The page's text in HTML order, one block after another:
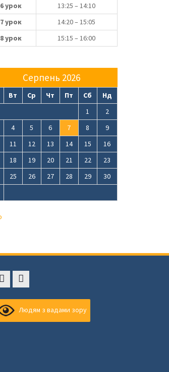
6 урок
13:25 – 14:10
7 урок
14:20 – 15:05
8 урок
15:15 – 16:00
Серпень 2026
Вт Ср Чт Пт Сб
Нд
1
2
4 5 6 7 8
9
11 12 13 14 15
16
18 19 20 21 22
23
25 26 27 28 29
30
Людям з вадами зору